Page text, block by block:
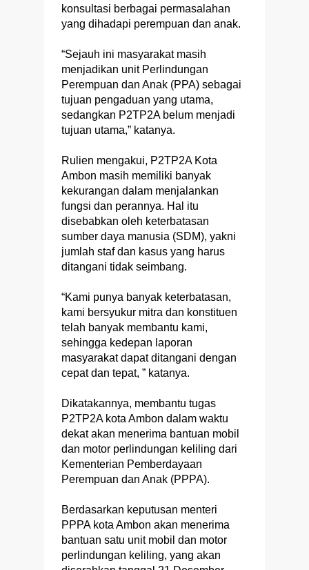
konsultasi berbagai permasalahan
yang dihadapi perempuan dan anak.
“Sejauh ini masyarakat masih
menjadikan unit Perlindungan
Perempuan dan Anak (PPA) sebagai
tujuan pengaduan yang utama,
sedangkan P2TP2A belum menjadi
tujuan utama,” katanya.
Rulien mengakui, P2TP2A Kota
Ambon masih memiliki banyak
kekurangan dalam menjalankan
fungsi dan perannya. Hal itu
disebabkan oleh keterbatasan
sumber daya manusia (SDM), yakni
jumlah staf dan kasus yang harus
ditangani tidak seimbang.
“Kami punya banyak keterbatasan,
kami bersyukur mitra dan konstituen
telah banyak membantu kami,
sehingga kedepan laporan
masyarakat dapat ditangani dengan
cepat dan tepat, ” katanya.
Dikatakannya, membantu tugas
P2TP2A kota Ambon dalam waktu
dekat akan menerima bantuan mobil
dan motor perlindungan keliling dari
Kementerian Pemberdayaan
Perempuan dan Anak (PPPA).
Berdasarkan keputusan menteri
PPPA kota Ambon akan menerima
bantuan satu unit mobil dan motor
perlindungan keliling, yang akan